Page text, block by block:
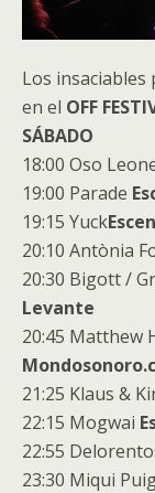
Los insaciables
en el OFF
SÁBADO
18:00 Oso
19:00 Parade
19:15 Yuck
20:10 Antònia
20:30 Bigott /
Levante
20:45 Matthew
21:25 Klaus &
22:15 Mogwai
22:55
23:30 Miqui